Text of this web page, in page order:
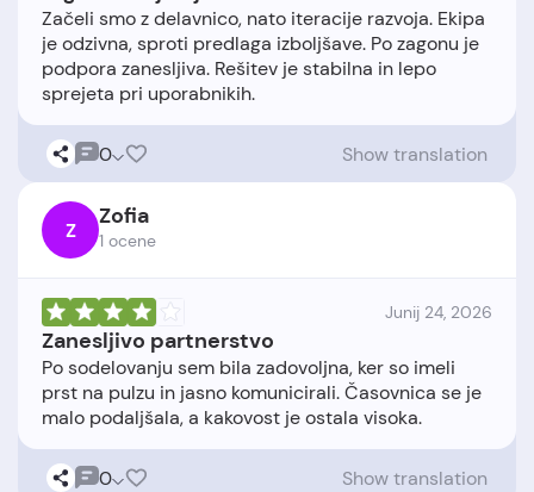
Začeli smo z delavnico, nato iteracije razvoja. Ekipa
je odzivna, sproti predlaga izboljšave. Po zagonu je
podpora zanesljiva. Rešitev je stabilna in lepo
0 Show translation
Z Zofia
1 ocene
Junij 24, 2026
Zanesljivo partnerstvo
Po sodelovanju sem bila zadovoljna, ker so imeli
prst na pulzu in jasno komunicirali. Časovnica se je
0 Show translation